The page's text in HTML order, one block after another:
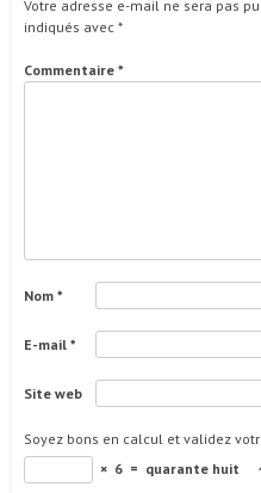
Votre adresse e-mail ne sera pas
indiqués avec *
Commentaire *
Nom *
E-mail *
Site web
Soyez bons en calcul et validez
× 6 = quarante huit